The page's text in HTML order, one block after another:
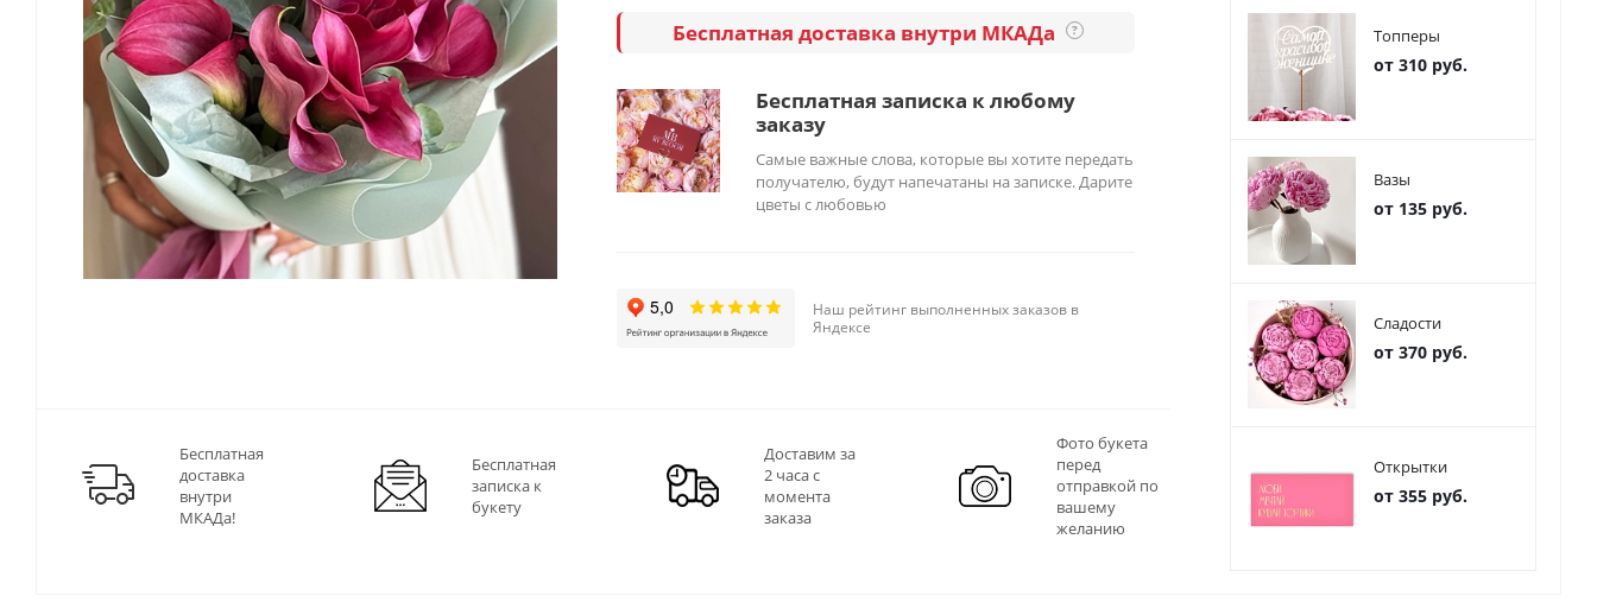
Бесплатная доставка внутри МКАДа ?
Бесплатная записка к любому
заказу
Самые важные слова, которые вы хотите передать
получателю, будут напечатаны на записке. Дарите
цветы с любовью
Наш рейтинг выполненных заказов в
Яндексе
Бесплатная
доставка
внутри
МКАДа!
Бесплатная
записка к
букету
Доставим за
2 часа с
момента
заказа
Фото букета
перед
отправкой по
вашему
желанию
Топперы
от 310 руб.
Вазы
от 135 руб.
Сладости
от 370 руб.
Открытки
от 355 руб.